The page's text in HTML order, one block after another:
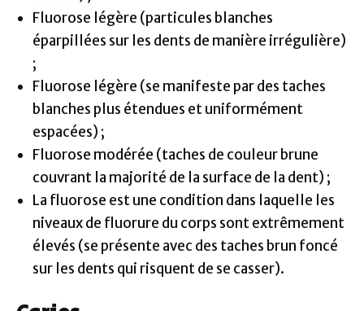
Fluorose légère (particules blanches
éparpillées sur les dents de manière irrégulière)
;
Fluorose légère (se manifeste par des taches
blanches plus étendues et uniformément
espacées) ;
Fluorose modérée (taches de couleur brune
couvrant la majorité de la surface de la dent) ;
La fluorose est une condition dans laquelle les
niveaux de fluorure du corps sont extrêmement
élevés (se présente avec des taches brun foncé
sur les dents qui risquent de se casser).